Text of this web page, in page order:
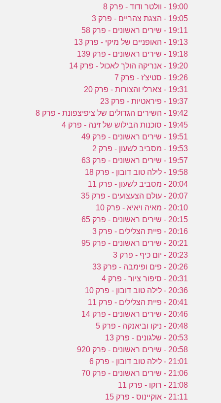
19:00 - וולטר ודוד - פרק 8
19:05 - הצגת צהריים - פרק 3
19:11 - שירים ראשונים - פרק 58
19:13 - האופניים של מיקי - פרק 13
19:18 - שירים ראשונים - פרק 139
19:20 - אנריקה הולך לאכול - פרק 14
19:26 - סטיצ'ז - פרק 7
19:31 - צארלי והצורות - פרק 20
19:37 - פיראטיות - פרק 23
19:42 - השירים הגדולים של ציפיצפונת - פרק 8
19:45 - סוכנות הבילוש של זינה - פרק 4
19:51 - שירים ראשונים - פרק 49
19:53 - מסביב לשעון - פרק 2
19:57 - שירים ראשונים - פרק 63
19:58 - לילה טוב דובון - פרק 18
20:04 - מסביב לשעון - פרק 11
20:07 - עולם הצעצועים - פרק 35
20:10 - מאיה ויאיא - פרק 10
20:15 - שירים ראשונים - פרק 65
20:16 - פיית הצלילים - פרק 3
20:21 - שירים ראשונים - פרק 95
20:23 - יום כיף - פרק 3
20:26 - פים ופימבה - פרק 33
20:31 - סיפור ציור - פרק 4
20:36 - לילה טוב דובון - פרק 10
20:41 - פיית הצלילים - פרק 11
20:46 - שירים ראשונים - פרק 14
20:48 - ניקו וביאנקה - פרק 5
20:53 - שלגונים - פרק 13
20:58 - שירים ראשונים - פרק 920
21:01 - לילה טוב דובון - פרק 6
21:06 - שירים ראשונים - פרק 70
21:08 - רוקו - פרק 11
21:11 - אוקיינוס - פרק 15